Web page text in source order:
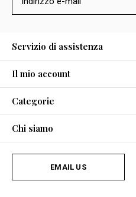
Servizio di assistenza
Il mio account
Categorie
Chi siamo
EMAIL US